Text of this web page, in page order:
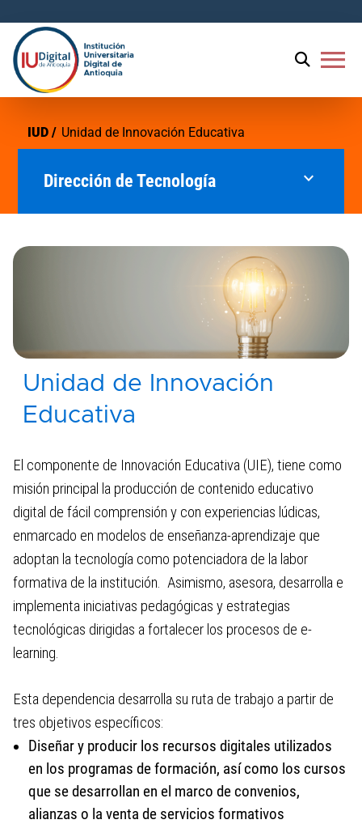
menu
IUD Unidad de Innovación Educativa
Dirección de Tecnología expand_more
Plataformas Tecnológicas Educativas
Administrativas
Desarrollo de Aplicaciones
Infraestructura Tecnológica
Centro de Producción Audiovisual
Unidad de Innovación
Educativa
El componente de Innovación Educativa (UIE), tiene como
misión principal la producción de contenido educativo
digital de fácil comprensión y con experiencias lúdicas,
enmarcado en modelos de enseñanza-aprendizaje que
adoptan la tecnología como potenciadora de la labor
formativa de la institución. Asimismo, asesora, desarrolla e
implementa iniciativas pedagógicas y estrategias
tecnológicas dirigidas a fortalecer los procesos de e-
learning.
Esta dependencia desarrolla su ruta de trabajo a partir de
tres objetivos específicos:
Diseñar y producir los recursos digitales utilizados
en los programas de formación, así como los cursos
que se desarrollan en el marco de convenios,
alianzas o la venta de servicios formativos